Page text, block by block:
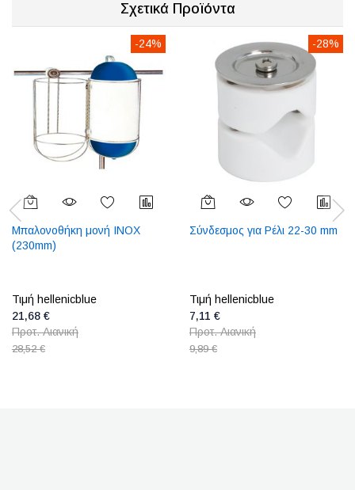
Σχετικά Προϊόντα
-24%
Μπαλονοθήκη μονή INOX
(230mm)
Τιμή hellenicblue
21,68 €
Προτ. Λιανική
28,52 €
-28%
Σύνδεσμος για Ρέλι 22-30 mm
Τιμή hellenicblue
7,11 €
Προτ. Λιανική
9,89 €